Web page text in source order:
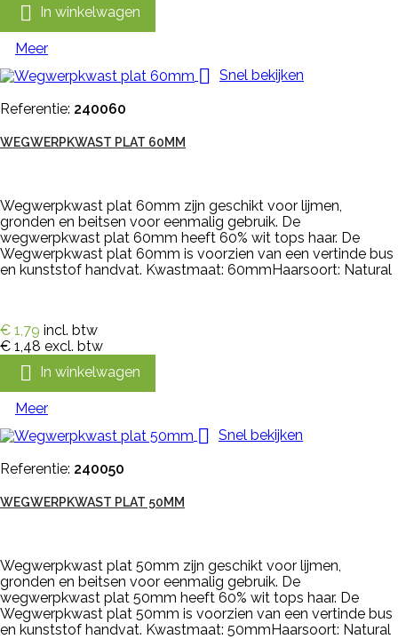
 In winkelwagen
Meer
 Snel bekijken
Referentie: 240060
WEGWERPKWAST PLAT 60MM
Wegwerpkwast plat 60mm zijn geschikt voor lijmen,
gronden en beitsen voor eenmalig gebruik. De
wegwerpkwast plat 60mm heeft 60% wit tops haar. De
Wegwerpkwast plat 60mm is voorzien van een vertinde bus
en kunststof handvat. Kwastmaat: 60mmHaarsoort: Natural
€ 1,79 incl. btw
€ 1,48 excl. btw
 In winkelwagen
Meer
 Snel bekijken
Referentie: 240050
WEGWERPKWAST PLAT 50MM
Wegwerpkwast plat 50mm zijn geschikt voor lijmen,
gronden en beitsen voor eenmalig gebruik. De
wegwerpkwast plat 50mm heeft 60% wit tops haar. De
Wegwerpkwast plat 50mm is voorzien van een vertinde bus
en kunststof handvat. Kwastmaat: 50mmHaarsoort: Natural